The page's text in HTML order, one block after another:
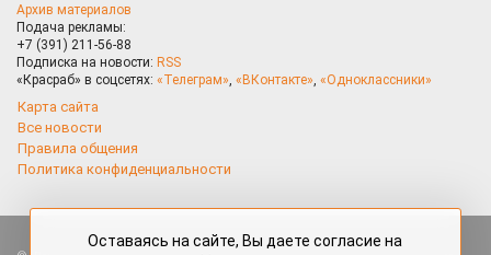
Архив материалов
Подача рекламы:
+7 (391) 211-56-88
Подписка на новости: RSS
«Красраб» в соцсетях: «Телеграм», «ВКонтакте», «Одноклассники»
Карта сайта
Все новости
Правила общения
Политика конфиденциальности
Оставаясь на сайте, Вы даете согласие на